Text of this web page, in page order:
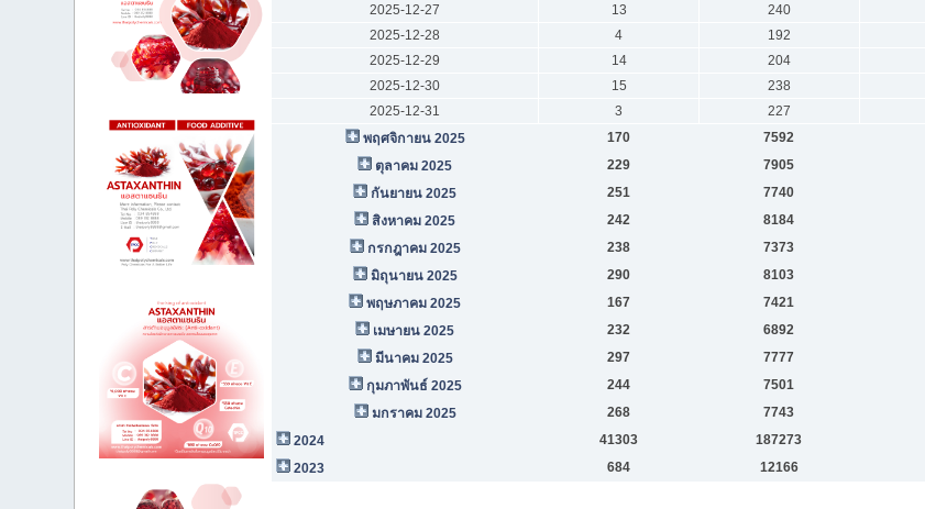
2025-12-27
13 240
2025-12-28
4 192
2025-12-29
14 204
2025-12-30
15 238
2025-12-31
3 227
พฤศจิกายน 2025
170 7592
ตุลาคม 2025
229 7905
กันยายน 2025
251 7740
สิงหาคม 2025
242 8184
กรกฎาคม 2025
238 7373
มิถุนายน 2025
290 8103
พฤษภาคม 2025
167 7421
เมษายน 2025
232 6892
มีนาคม 2025
297 7777
กุมภาพันธ์ 2025
244 7501
มกราคม 2025
268 7743
2024
41303 187273
2023
684 12166